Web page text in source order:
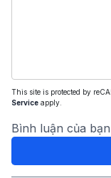
This site is protected by
Service apply.
Bình luận của